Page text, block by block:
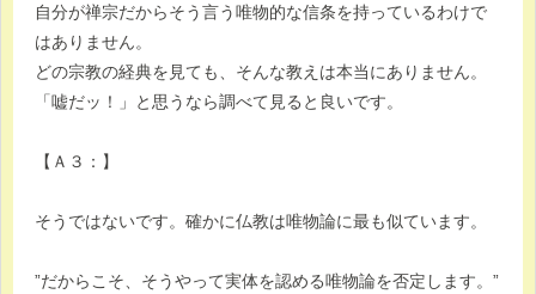
自分が禅宗だからそう言う唯物的な信条を持っているわけで
はありません。
どの宗教の経典を見ても、そんな教えは本当にありません。
「嘘だッ！」と思うなら調べて見ると良いです。
【Ａ３：】
そうではないです。確かに仏教は唯物論に最も似ています。
”だからこそ、そうやって実体を認める唯物論を否定します。”